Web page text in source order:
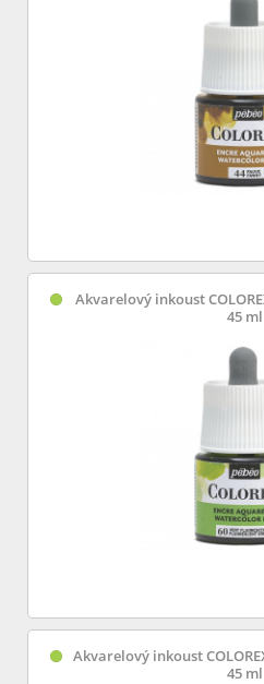
Akvarelový inkoust
45 ml
Akvarelový inkoust
45 ml